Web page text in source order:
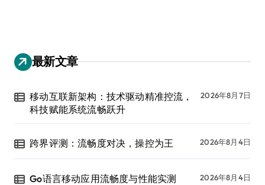
最新文章
移动互联新架构：技术驱动精准控流，
科技赋能系统流畅跃升
2026年8月7日
跨界评测：流畅度对决，操控为王 2026年8月4日
Go语言移动应用流畅度与性能实测 2026年8月4日